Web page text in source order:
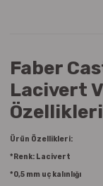
Faber
Lacivert
Özellikleri
Ürün Özellikleri:
*Renk: Lacivert
*0,5 mm uç kalınlığı